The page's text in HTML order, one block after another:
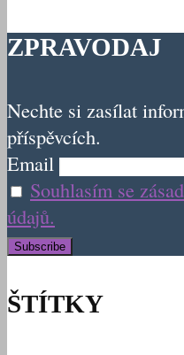
ZPRAVODAJ
Nechte si zasílat
příspěvcích.
Email
Souhlasím se
údajů.
ŠTÍTKY